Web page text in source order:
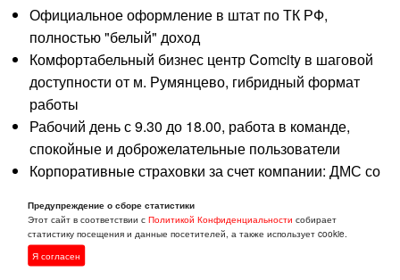
Официальное оформление в штат по ТК РФ,
полностью "белый" доход
Комфортабельный бизнес центр Comcity в шаговой
доступности от м. Румянцево, гибридный формат
работы
Рабочий день с 9.30 до 18.00, работа в команде,
спокойные и доброжелательные пользователи
Корпоративные страховки за счет компании: ДМС со
рубеж (после испытательного срока)
Откликнуться
Предупреждение о сборе статистики
Этот сайт в соответствии сПолитикой Конфиденциальности собирает
статистику посещения и данные посетителей, а также использует cookie.
Я согласен